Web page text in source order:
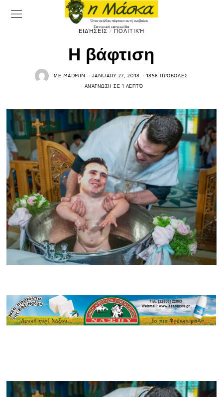
ΕΙΔΉΣΕΙΣ / ΠΟΛΙΤΙΚΉ
Η βάφτιση
ΜΕ MADMIN JANUARY 27, 2018 1858 ΠΡΟΒΟΛΈΣ
ΑΝΆΓΝΩΣΗ ΣΕ 1 ΛΕΠΤΌ